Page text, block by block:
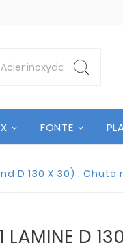
FONTE
D 130 X 30) : Chute
LAMINE D